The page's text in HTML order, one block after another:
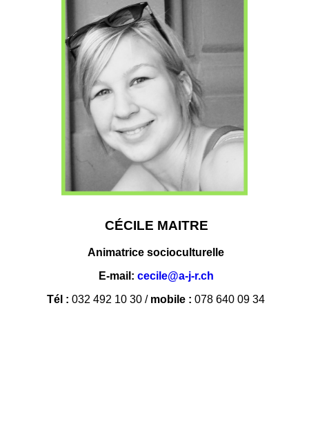
CÉCILE MAITRE
Animatrice socioculturelle
E-mail: cecile@a-j-r.ch
Tél : 032 492 10 30 / mobile : 078 640 09 34